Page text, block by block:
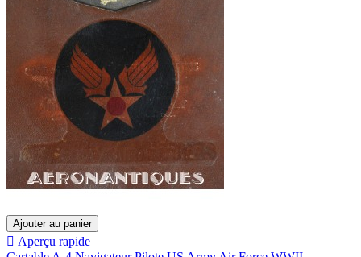
Ajouter au panier
 Aperçu rapide